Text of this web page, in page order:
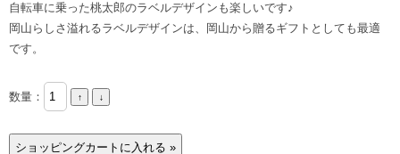
自転車に乗った桃太郎のラベルデザインも楽しいです♪
岡山らしさ溢れるラベルデザインは、岡山から贈るギフトとしても最適
です。
数量：